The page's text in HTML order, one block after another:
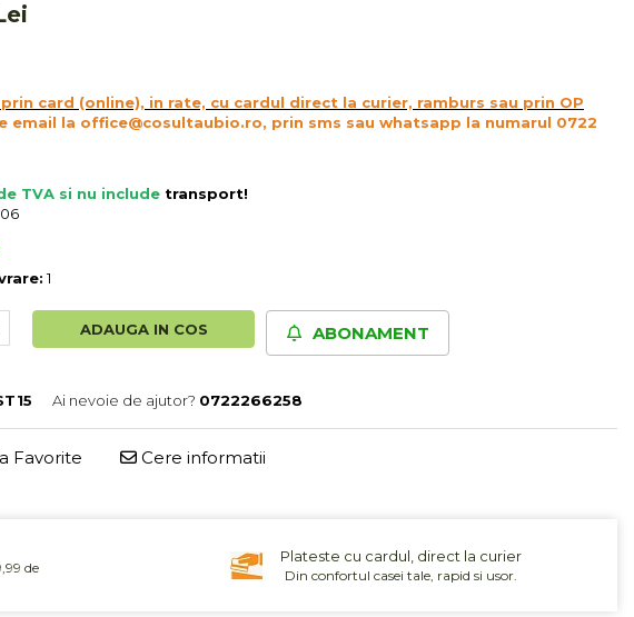
card (online), in rate, cu cardul direct la curier, ramburs sau prin OP
email la office@cosultaubio.ro, prin sms sau whatsapp la numarul 0722
TVA si nu include transport!
1
ADAUGA IN COS ABONAMENT
Ai nevoie de ajutor? 0722266258
Favorite Cere informatii
de
Plateste cu cardul, direct la curier
Din confortul casei tale, rapid si usor.